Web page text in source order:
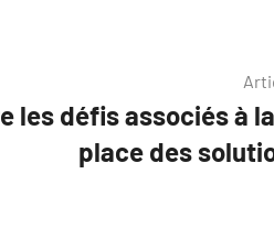
les défis associés à
place des